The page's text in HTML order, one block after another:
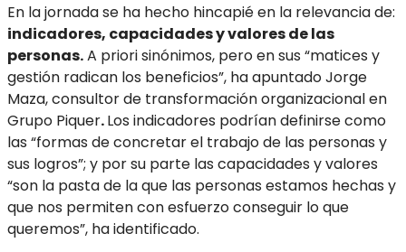
En la jornada se ha hecho hincapié en la relevancia de:
indicadores, capacidades y valores de las
personas.A priori sinónimos, pero en sus “matices y
gestión radican los beneficios”, ha apuntado Jorge
Maza, consultor de transformación organizacional en
Grupo Piquer.Los indicadores podrían definirse como
las “formas de concretar el trabajo de las personas y
sus logros”; y por su parte las capacidades y valores
“son la pasta de la que las personas estamos hechas y
que nos permiten con esfuerzo conseguir lo que
queremos”, ha identificado.